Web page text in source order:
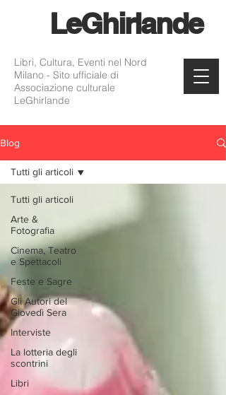
LeGhirlande
Libri, Cultura, Eventi nel Nord
Milano - Sito ufficiale di
Associazione culturale
LeGhirlande
Blog
Tutti gli articoli
Arte &
Fotografia
Cinema, Teatro
e Spettacoli
Feste e Sagre
Gli Autori del
Giovedì Sera
Interviste
La lotteria degli
scontrini
Libri
Tutti gli articoli